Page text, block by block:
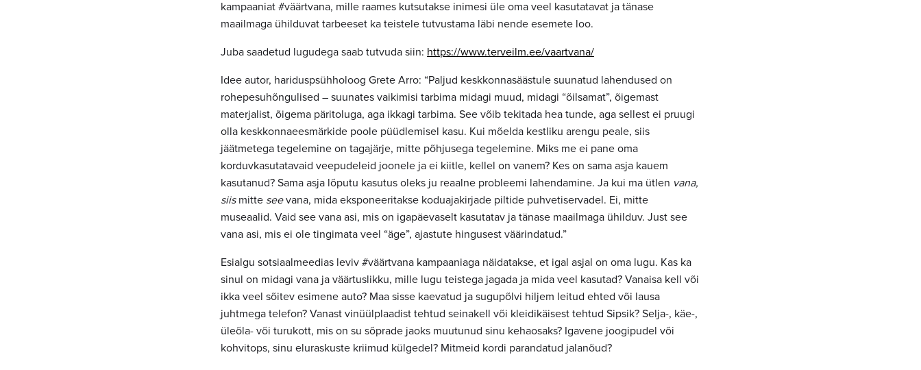
kampaaniat #väärtvana, mille raames kutsutakse inimesi üle oma veel kasutatavat ja tänase
maailmaga ühilduvat tarbeeset ka teistele tutvustama läbi nende esemete loo.
Juba saadetud lugudega saab tutvuda siin: https://www.terveilm.ee/vaartvana/
Idee autor, hariduspsühholoog Grete Arro: “Paljud keskkonnasäästule suunatud lahendused on
rohepesuhõngulised – suunates vaikimisi tarbima midagi muud, midagi “õilsamat”, õigemast
materjalist, õigema päritoluga, aga ikkagi tarbima. See võib tekitada hea tunde, aga sellest ei pruugi
olla keskkonnaeesmärkide poole püüdlemisel kasu. Kui mõelda kestliku arengu peale, siis
jäätmetega tegelemine on tagajärje, mitte põhjusega tegelemine. Miks me ei pane oma
korduvkasutatavaid veepudeleid joonele ja ei kiitle, kellel on vanem? Kes on sama asja kauem
kasutanud? Sama asja lõputu kasutus oleks ju reaalne probleemi lahendamine. Ja kui ma ütlen vana,
siismitte seevana, mida eksponeeritakse koduajakirjade piltide puhvetiservadel. Ei, mitte
museaalid. Vaid see vana asi, mis on igapäevaselt kasutatav ja tänase maailmaga ühilduv. Just see
vana asi, mis ei ole tingimata veel “äge”, ajastute hingusest väärindatud.”
Esialgu sotsiaalmeedias leviv #väärtvana kampaaniaga näidatakse, et igal asjal on oma lugu. Kas ka
sinul on midagi vana ja väärtuslikku, mille lugu teistega jagada ja mida veel kasutad? Vanaisa kell või
ikka veel sõitev esimene auto? Maa sisse kaevatud ja sugupõlvi hiljem leitud ehted või lausa
juhtmega telefon? Vanast vinüülplaadist tehtud seinakell või kleidikäisest tehtud Sipsik? Selja-, käe-,
üleõla- või turukott, mis on su sõprade jaoks muutunud sinu kehaosaks? Igavene joogipudel või
kohvitops, sinu eluraskuste kriimud külgedel? Mitmeid kordi parandatud jalanõud?